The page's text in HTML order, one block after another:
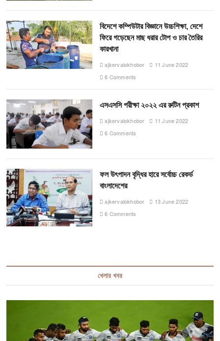
বিদেশে কম্পিউটার বিজ্ঞানে উচ্চশিক্ষা, দেশে
ফিরে গড়েছেন মাছ ধরার টোপ ও চার তৈরির
কারখানা
ajkervalokhobor
11 June 2022
6 Comments
এসএসসি পরীক্ষা ২০২২ এর রুটিন প্রকাশ
ajkervalokhobor
11 June 2022
6 Comments
ফল উৎপাদন বৃদ্ধির হারে সর্বোচ্চ রেকর্ড
বাংলাদেশের
ajkervalokhobor
13 June 2022
6 Comments
খেলার খবর